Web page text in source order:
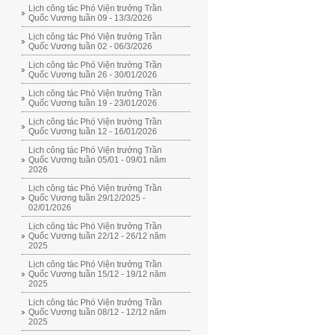
Lịch công tác Phó Viện trưởng Trần
Quốc Vương tuần 09 - 13/3/2026
Lịch công tác Phó Viện trưởng Trần
Quốc Vương tuần 02 - 06/3/2026
Lịch công tác Phó Viện trưởng Trần
Quốc Vương tuần 26 - 30/01/2026
Lịch công tác Phó Viện trưởng Trần
Quốc Vương tuần 19 - 23/01/2026
Lịch công tác Phó Viện trưởng Trần
Quốc Vương tuần 12 - 16/01/2026
Lịch công tác Phó Viện trưởng Trần
Quốc Vương tuần 05/01 - 09/01 năm
2026
Lịch công tác Phó Viện trưởng Trần
Quốc Vương tuần 29/12/2025 -
02/01/2026
Lịch công tác Phó Viện trưởng Trần
Quốc Vương tuần 22/12 - 26/12 năm
2025
Lịch công tác Phó Viện trưởng Trần
Quốc Vương tuần 15/12 - 19/12 năm
2025
Lịch công tác Phó Viện trưởng Trần
Quốc Vương tuần 08/12 - 12/12 năm
2025